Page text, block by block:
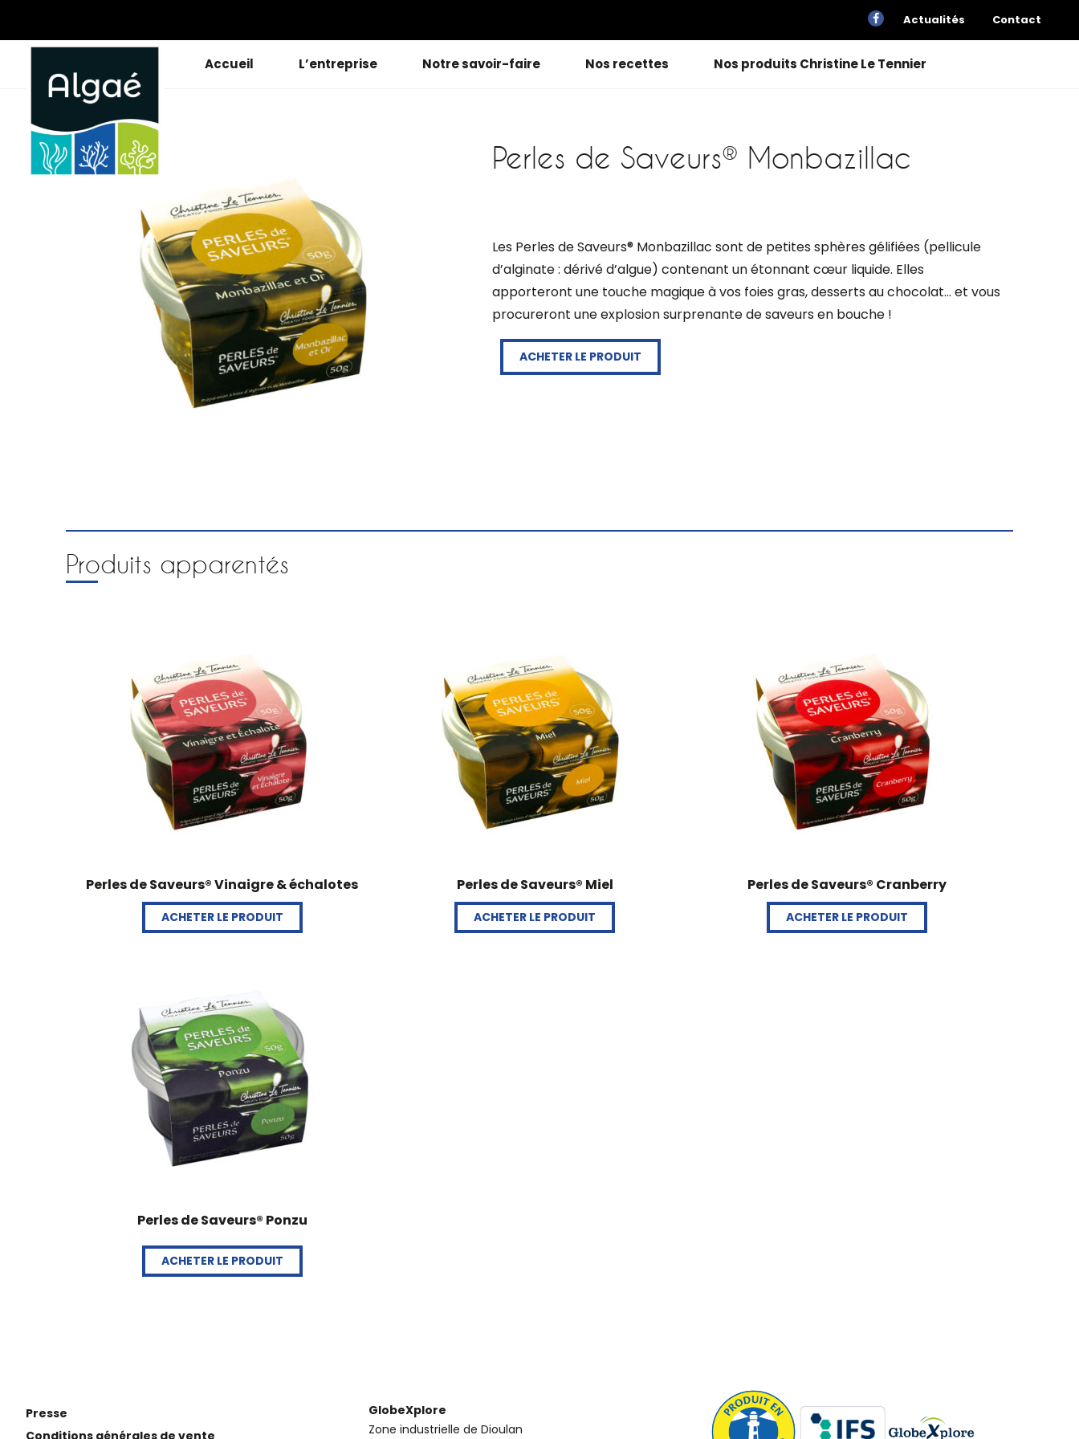
Actualités Contact
Accueil L’entreprise Notre savoir-faire Nos recettes Nos produits Christine Le Tennier
Perles de Saveurs® Monbazillac
Les Perles de Saveurs® Monbazillac sont de petites sphères gélifiées (pellicule
d’alginate : dérivé d’algue) contenant un étonnant cœur liquide. Elles
apporteront une touche magique à vos foies gras, desserts au chocolat… et vous
procureront une explosion surprenante de saveurs en bouche !
ACHETER LE PRODUIT
Produits apparentés
Perles de Saveurs® Vinaigre & échalotes
ACHETER LE PRODUIT
Perles de Saveurs® Miel
ACHETER LE PRODUIT
Perles de Saveurs® Cranberry
ACHETER LE PRODUIT
Perles de Saveurs® Ponzu
ACHETER LE PRODUIT
Presse
Conditions générales de vente
GlobeXplore
Zone industrielle de Dioulan